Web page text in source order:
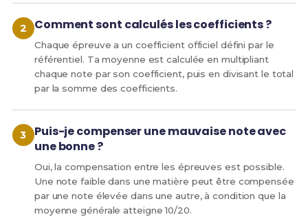
Comment sont calculés les coefficients ?
Chaque épreuve a un coefficient officiel défini par le
référentiel. Ta moyenne est calculée en multipliant
chaque note par son coefficient, puis en divisant le total
par la somme des coefficients.
Puis-je compenser une mauvaise note avec
une bonne ?
Oui, la compensation entre les épreuves est possible.
Une note faible dans une matière peut être compensée
par une note élevée dans une autre, à condition que la
moyenne générale atteigne 10/20.